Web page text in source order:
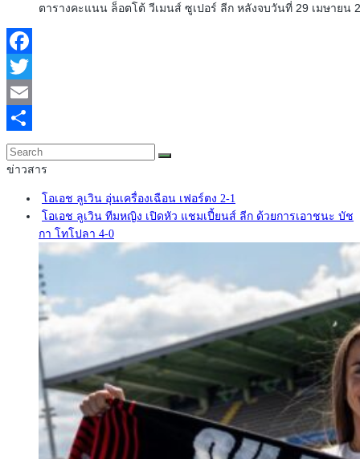
ตารางคะแนน ล็อตโต้ วีเมนส์ ซูเปอร์ ลีก หลังจบวันที่ 29 เมษายน
Facebook
Twitter
Email
Share
ข่าวสาร
โอเอช ลูเวิน อุ่นเครื่องเฉือน เฟอร์ตง 2-1
โอเอช ลูเวิน ทีมหญิง เปิดหัว แชมเปี้ยนส์ ลีก ด้วยการเอาชนะ บัช
กา โทโปลา 4-0